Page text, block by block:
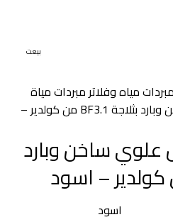
بيعت
مبردات مياه وفلاتر مبردات مياة
موزع مياه تحميل علوي ساخن وبارد بثلاجة BF3.1 من كولدير –
علوي ساخن وبارد
اسود